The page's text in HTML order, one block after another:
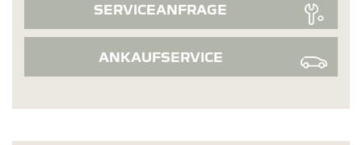
SERVICEANFRAGE
ANKAUFSERVICE